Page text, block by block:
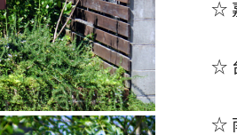
☆
☆
☆